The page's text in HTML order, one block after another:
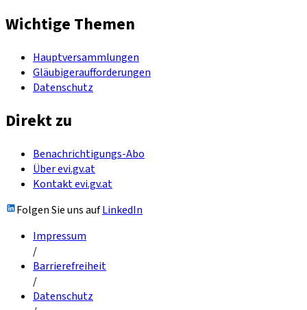
Wichtige Themen
Hauptversammlungen
Gläubigeraufforderungen
Datenschutz
Direkt zu
Benachrichtigungs-Abo
Über evi.gv.at
Kontakt evi.gv.at
Folgen Sie uns aufLinkedIn
Impressum
/
Barrierefreiheit
/
Datenschutz